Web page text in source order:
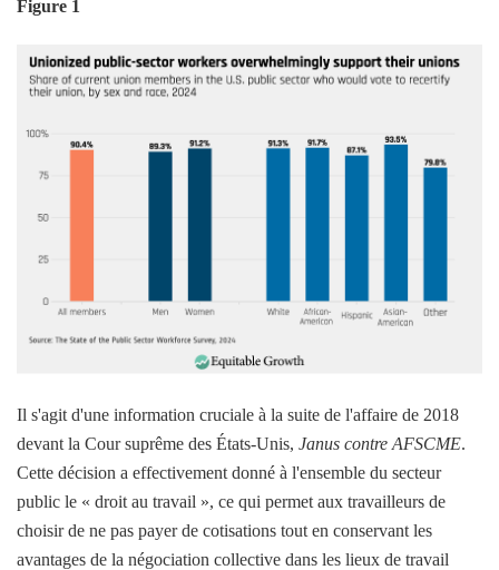
Figure 1
Il s'agit d'une information cruciale à la suite de l'affaire de 2018
devant la Cour suprême des États-Unis, Janus contre AFSCME.
Cette décision a effectivement donné à l'ensemble du secteur
public le « droit au travail », ce qui permet aux travailleurs de
choisir de ne pas payer de cotisations tout en conservant les
avantages de la négociation collective dans les lieux de travail